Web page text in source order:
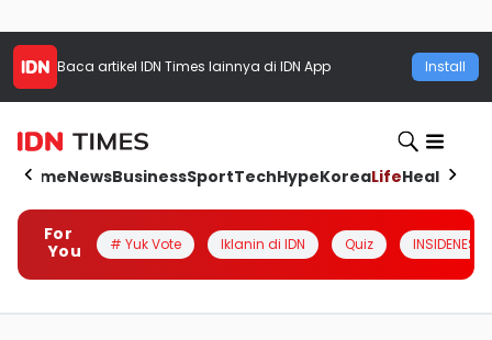
Baca artikel IDN Times lainnya di IDN App Install
HomeNewsBusinessSportTechHypeKoreaLifeHealth
For
You
# Yuk Vote Iklanin di IDN Quiz INSIDENESIA